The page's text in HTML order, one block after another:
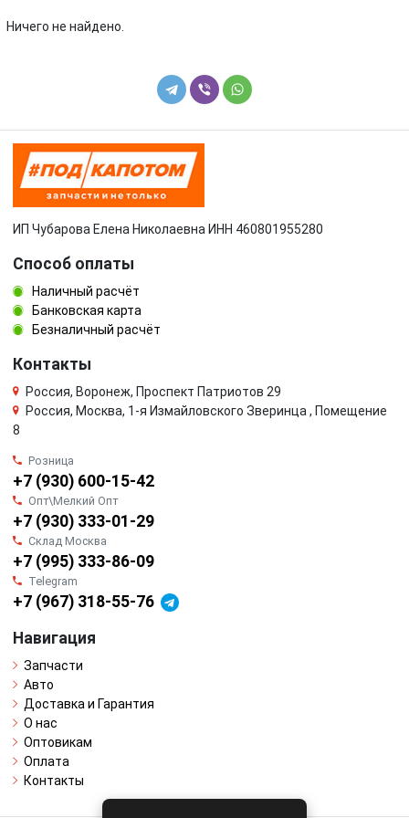
Ничего не найдено.
ИП Чубарова Елена Николаевна ИНН 460801955280
Способ оплаты
Наличный расчёт
Банковская карта
Безналичный расчёт
Контакты
Россия, Воронеж, Проспект Патриотов 29
Россия, Москва, 1-я Измайловского Зверинца , Помещение
8
Розница
+7 (930) 600-15-42
Опт\Мелкий Опт
+7 (930) 333-01-29
Склад Москва
+7 (995) 333-86-09
Telegram
+7 (967) 318-55-76
Навигация
Запчасти
Авто
Доставка и Гарантия
О нас
Оптовикам
Оплата
Контакты